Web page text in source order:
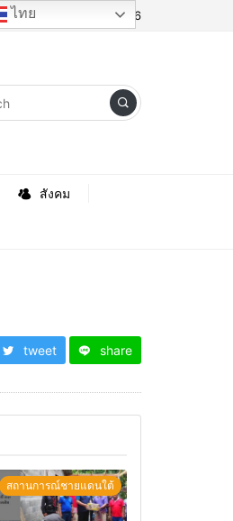
Saturday, 8 August 2026
สังคม
tweet share
สถานการณ์ชายแดนใต้
ไทย